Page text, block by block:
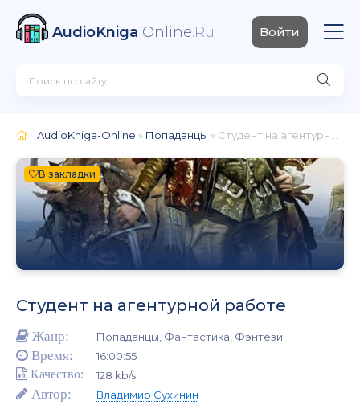
AudioKniga Online.Ru Войти
AudioKniga-Online » Попаданцы » Студент на агентурной работе
В закладки
Студент на агентурной работе
Жанр: Попаданцы, Фантастика, Фэнтези
Время: 16:00:55
Качество: 128 kb/s
Автор: Владимир Сухинин